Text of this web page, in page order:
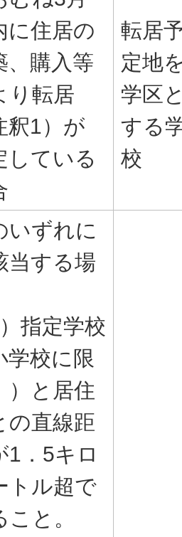
に住居の
、購入等
り転居
釈1）が
している
転居
定地
学区
する
校
いずれに
当する場
）指定学校
学校に限
）と居住
の直線距
1．5キロ
トル超で
こと。